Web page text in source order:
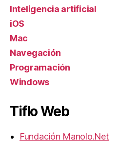
Inteligencia artificial
iOS
Mac
Navegación
Programación
Windows
Tiflo Web
Fundación Manolo.Net